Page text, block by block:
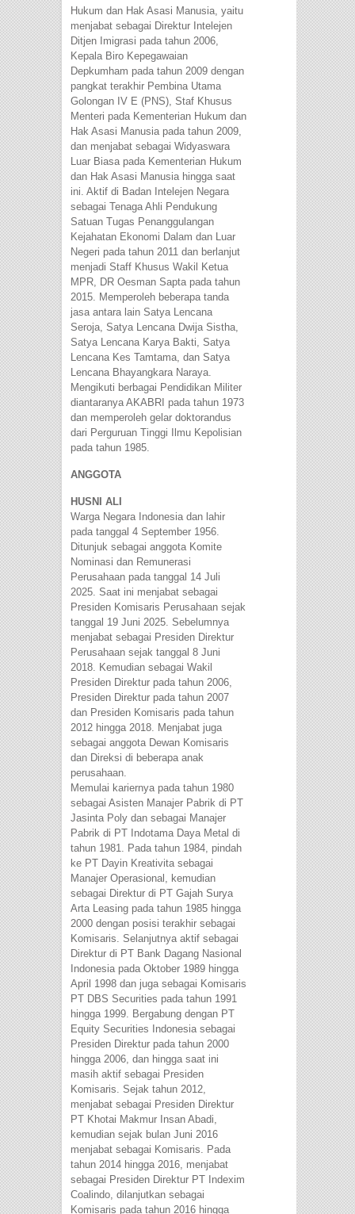
Hukum dan Hak Asasi Manusia, yaitu
menjabat sebagai Direktur Intelejen
Ditjen Imigrasi pada tahun 2006,
Kepala Biro Kepegawaian
Depkumham pada tahun 2009 dengan
pangkat terakhir Pembina Utama
Golongan IV E (PNS), Staf Khusus
Menteri pada Kementerian Hukum dan
Hak Asasi Manusia pada tahun 2009,
dan menjabat sebagai Widyaswara
Luar Biasa pada Kementerian Hukum
dan Hak Asasi Manusia hingga saat
ini. Aktif di Badan Intelejen Negara
sebagai Tenaga Ahli Pendukung
Satuan Tugas Penanggulangan
Kejahatan Ekonomi Dalam dan Luar
Negeri pada tahun 2011 dan berlanjut
menjadi Staff Khusus Wakil Ketua
MPR, DR Oesman Sapta pada tahun
2015. Memperoleh beberapa tanda
jasa antara lain Satya Lencana
Seroja, Satya Lencana Dwija Sistha,
Satya Lencana Karya Bakti, Satya
Lencana Kes Tamtama, dan Satya
Lencana Bhayangkara Naraya.
Mengikuti berbagai Pendidikan Militer
diantaranya AKABRI pada tahun 1973
dan memperoleh gelar doktorandus
dari Perguruan Tinggi Ilmu Kepolisian
pada tahun 1985.
ANGGOTA
HUSNI ALI
Warga Negara Indonesia dan lahir
pada tanggal 4 September 1956.
Ditunjuk sebagai anggota Komite
Nominasi dan Remunerasi
Perusahaan pada tanggal 14 Juli
2025. Saat ini menjabat sebagai
Presiden Komisaris Perusahaan sejak
tanggal 19 Juni 2025. Sebelumnya
menjabat sebagai Presiden Direktur
Perusahaan sejak tanggal 8 Juni
2018. Kemudian sebagai Wakil
Presiden Direktur pada tahun 2006,
Presiden Direktur pada tahun 2007
dan Presiden Komisaris pada tahun
2012 hingga 2018. Menjabat juga
sebagai anggota Dewan Komisaris
dan Direksi di beberapa anak
perusahaan.
Memulai kariernya pada tahun 1980
sebagai Asisten Manajer Pabrik di PT
Jasinta Poly dan sebagai Manajer
Pabrik di PT Indotama Daya Metal di
tahun 1981. Pada tahun 1984, pindah
ke PT Dayin Kreativita sebagai
Manajer Operasional, kemudian
sebagai Direktur di PT Gajah Surya
Arta Leasing pada tahun 1985 hingga
2000 dengan posisi terakhir sebagai
Komisaris. Selanjutnya aktif sebagai
Direktur di PT Bank Dagang Nasional
Indonesia pada Oktober 1989 hingga
April 1998 dan juga sebagai Komisaris
PT DBS Securities pada tahun 1991
hingga 1999. Bergabung dengan PT
Equity Securities Indonesia sebagai
Presiden Direktur pada tahun 2000
hingga 2006, dan hingga saat ini
masih aktif sebagai Presiden
Komisaris. Sejak tahun 2012,
menjabat sebagai Presiden Direktur
PT Khotai Makmur Insan Abadi,
kemudian sejak bulan Juni 2016
menjabat sebagai Komisaris. Pada
tahun 2014 hingga 2016, menjabat
sebagai Presiden Direktur PT Indexim
Coalindo, dilanjutkan sebagai
Komisaris pada tahun 2016 hingga